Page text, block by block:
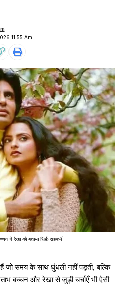
11:55 Am
ने रेखा को बताया सिर्फ़ सहकर्मी
हैं जो समय के साथ धुंधली नहीं पड़तीं, बल्कि
बच्चन और रेखा से जुड़ी चर्चाएँ भी ऐसी